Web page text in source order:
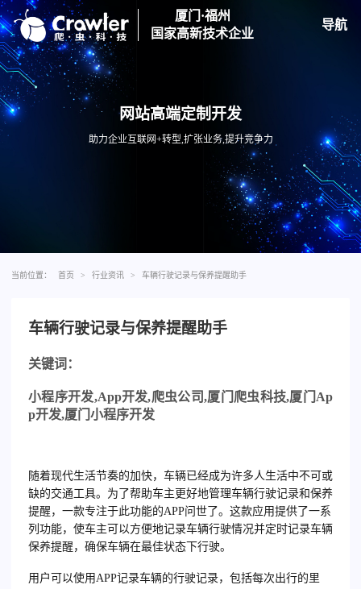
厦门·福州
国家高新技术企业
导航
网站高端定制开发
助力企业互联网+转型,扩张业务,提升竞争力
当前位置： 首页 > 行业资讯 > 车辆行驶记录与保养提醒助手
车辆行驶记录与保养提醒助手
关键词：
小程序开发,App开发,爬虫公司,厦门爬虫科技,厦门 Ap
p开发,厦门小程序开发
随着现代生活节奏的加快，车辆已经成为许多人生活中不可或
缺的交通工具。为了帮助车主更好地管理车辆行驶记录和保养
提醒，一款专注于此功能的APP问世了。这款应用提供了一系
列功能，使车主可以方便地记录车辆行驶情况并定时记录车辆
保养提醒，确保车辆在最佳状态下行驶。
用户可以使用APP记录车辆的行驶记录，包括每次出行的里